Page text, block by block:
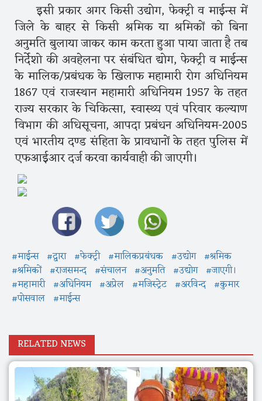
इसी प्रकार अगर किसी उद्योग, फेक्ट्री व माईन्स में
जिले के बाहर से किसी श्रमिक या श्रमिकों को बिना
अनुमति बुलाया जाकर काम करता हुआ पाया जाता है तब
निर्देशो की अवहेलना पर संबंधित द्योग, फेक्ट्री व माईन्स
के मालिक/प्रबंधक के खिलाफ महामारी रोग अधिनियम
1867 एवं राजस्थान महामारी अधिनियम 1957 के तहत
राज्य सरकार के चिकित्सा, स्वास्थ्य एवं परिवार कल्याण
विभाग की अधिसूचना, आपदा प्रबंधन अधिनियम-2005
एवं भारतीय दण्ड संहिता के प्रावधानों के तहत पुलिस में
एफआईआर दर्ज करवा कार्यवाही की जाएगी।
#माईन्स #द्वारा #फेक्ट्री #मालिकप्रबंधक #उद्योग #श्रमिक
#श्रमिकों #राजसमन्द #संचालन #अनुमति #उद्योग #जाएगी।
#महामारी #अधिनियम #अप्रेल #मजिस्ट्रेट #अरविन्द #कुमार
#पोसवाल #माईन्स
RELATED NEWS